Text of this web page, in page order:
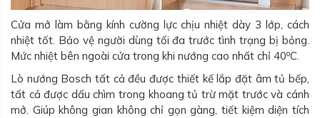
Cửa mở làm bằng kính cường lực chịu nhiệt dày 3 lớp, cách
nhiệt tốt. Bảo vệ người dùng tối đa trước tình trạng bị bỏng.
Mức nhiệt bên ngoài cửa trong khi nướng cao nhất chỉ 40oC.
Lò nướng Bosch tất cả đều được thiết kế lắp đặt âm tủ bếp,
tất cả được dấu chìm trong khoang tủ trừ mặt trước và cánh
mở. Giúp không gian không chỉ gọn gàng, tiết kiệm diện tích